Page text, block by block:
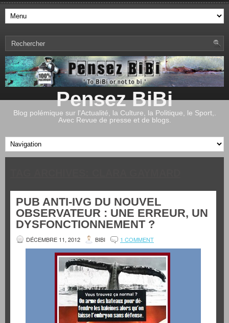
Pensez BiBi
Blog polémique sur l'Actualité, la Culture, la Politique, le Sport,.
Avec Revue de presse et de blogs.
PUB ANTI-IVG DU NOUVEL
OBSERVATEUR : UNE ERREUR, UN
DYSFONCTIONNEMENT ?
DÉCEMBRE 11, 2012 BIBI 1 COMMENT